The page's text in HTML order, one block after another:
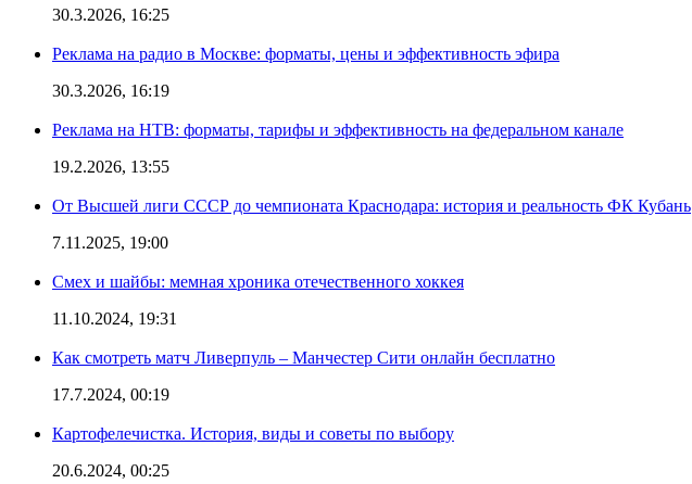
30.3.2026, 16:25
Реклама на радио в Москве: форматы, цены и эффективность эфира
30.3.2026, 16:19
Реклама на НТВ: форматы, тарифы и эффективность на федеральном канале
19.2.2026, 13:55
От Высшей лиги СССР до чемпионата Краснодара: история и реальность ФК Кубань
7.11.2025, 19:00
Смех и шайбы: мемная хроника отечественного хоккея
11.10.2024, 19:31
Как смотреть матч Ливерпуль – Манчестер Сити онлайн бесплатно
17.7.2024, 00:19
Картофелечистка. История, виды и советы по выбору
20.6.2024, 00:25